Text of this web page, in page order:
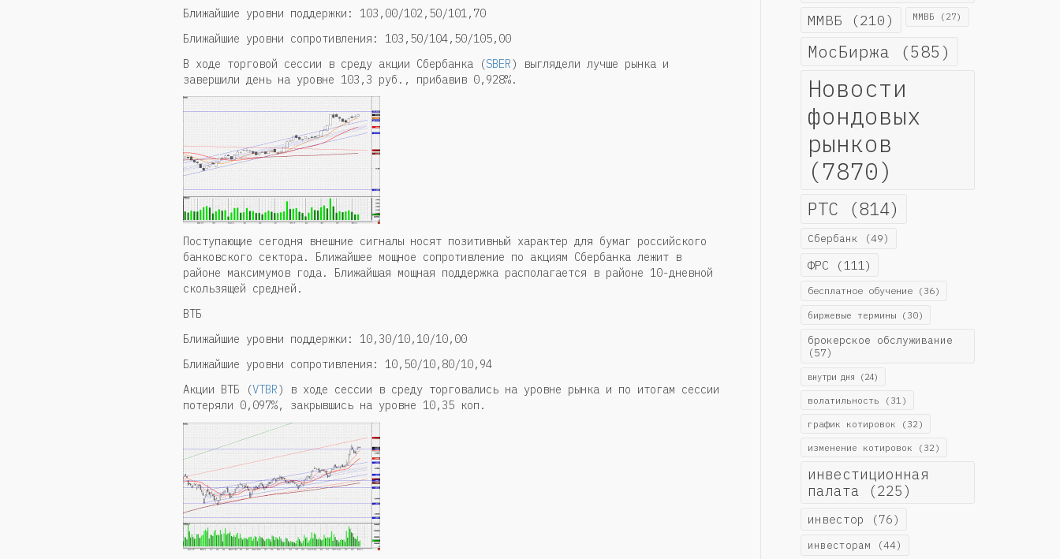
Ближайшие уровни поддержки: 103,00/102,50/101,70
Ближайшие уровни сопротивления: 103,50/104,50/105,00
В ходе торговой сессии в среду акции Сбербанка (SBER) выглядели лучше рынка и
завершили день на уровне 103,3 руб., прибавив 0,928%.
Поступающие сегодня внешние сигналы носят позитивный характер для бумаг российского
банковского сектора. Ближайшее мощное сопротивление по акциям Сбербанка лежит в
районе максимумов года. Ближайшая мощная поддержка располагается в районе 10-дневной
скользящей средней.
ВТБ
Ближайшие уровни поддержки: 10,30/10,10/10,00
Ближайшие уровни сопротивления: 10,50/10,80/10,94
Акции ВТБ (VTBR) в ходе сессии в среду торговались на уровне рынка и по итогам сессии
потеряли 0,097%, закрывшись на уровне 10,35 коп.
ММВБ (210) ММВБ (27)
МосБиржа (585)
Новости
фондовых
рынков
(7870)
РТС (814)
Сбербанк (49)
ФРС (111)
бесплатное обучение(36)
биржевые термины(30)
брокерское обслуживание
(57)
внутри дня (24)
волатильность (31)
график котировок (32)
изменение котировок (32)
инвестиционная
палата (225)
инвестор (76)
инвесторам (44)